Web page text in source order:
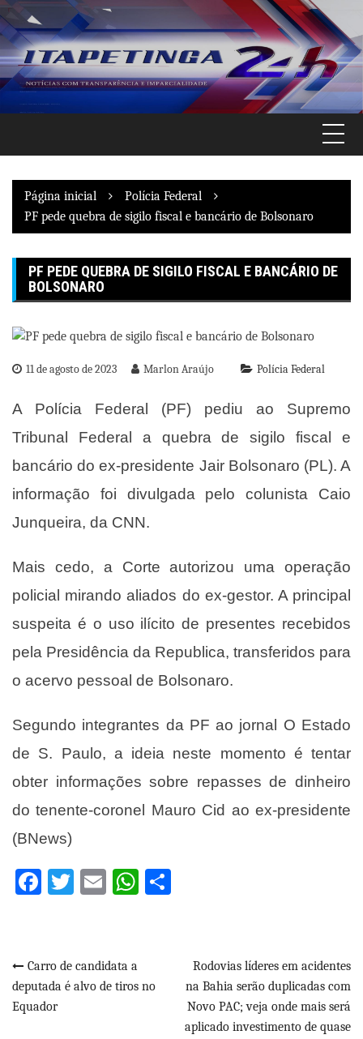
Pular
para
o
conteúdo
Página inicial
Polícia Federal
PF pede quebra de sigilo fiscal e bancário de Bolsonaro
PF PEDE QUEBRA DE SIGILO FISCAL E BANCÁRIO DE
BOLSONARO
11 de agosto de 2023 Marlon Araújo Polícia Federal
A Polícia Federal (PF) pediu ao Supremo
Tribunal Federal a quebra de sigilo fiscal e
bancário do ex-presidente Jair Bolsonaro (PL). A
informação foi divulgada pelo colunista Caio
Junqueira, da CNN.
Mais cedo, a Corte autorizou uma operação
policial mirando aliados do ex-gestor. A principal
suspeita é o uso ilícito de presentes recebidos
pela Presidência da Republica, transferidos para
o acervo pessoal de Bolsonaro.
Segundo integrantes da PF ao jornal O Estado
de S. Paulo, a ideia neste momento é tentar
obter informações sobre repasses de dinheiro
do tenente-coronel Mauro Cid ao ex-presidente
(BNews)
Facebook
Twitter
EmailWhatsApp
Navegação
de
Carro de candidata a
deputada é alvo de tiros no
Equador
Rodovias líderes em acidentes
na Bahia serão duplicadas com
Novo PAC; veja onde mais será
aplicado investimento de quase